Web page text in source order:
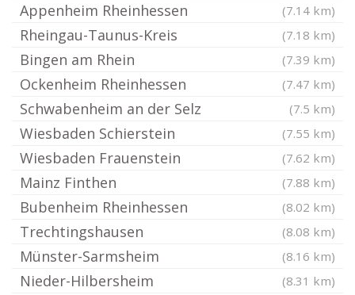
Appenheim Rheinhessen (7.14 km)
Rheingau-Taunus-Kreis (7.18 km)
Bingen am Rhein (7.39 km)
Ockenheim Rheinhessen (7.47 km)
Schwabenheim an der Selz (7.5 km)
Wiesbaden Schierstein (7.55 km)
Wiesbaden Frauenstein (7.62 km)
Mainz Finthen (7.88 km)
Bubenheim Rheinhessen (8.02 km)
Trechtingshausen (8.08 km)
Münster-Sarmsheim (8.16 km)
Nieder-Hilbersheim (8.31 km)